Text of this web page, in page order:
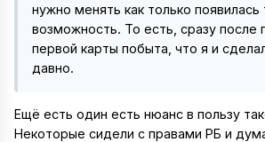
нужно менять как только появилась
возможность. То есть, сразу после
первой карты побыта, что я и
давно.
Ещё есть один есть нюанс в пользу
Некоторые сидели с правами РБ и